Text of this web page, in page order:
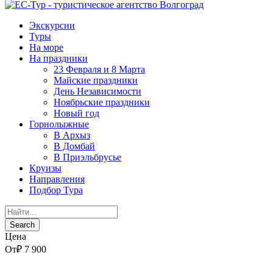
Экскурсии
Туры
На море
На праздники
23 Февраля и 8 Марта
Майские праздники
День Независимости
Ноябрьские праздники
Новый год
Горнолыжные
В Архыз
В Домбай
В Приэльбрусье
Круизы
Направления
Подбор Тура
Цена
От₽ 7 900